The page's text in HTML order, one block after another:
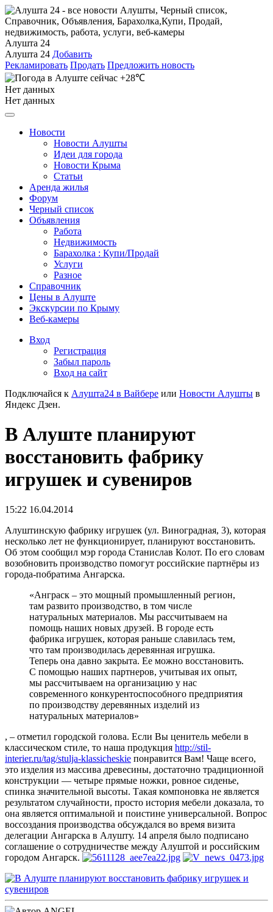
Алушта 24
Алушта 24 Добавить
Рекламировать Продать Предложить новость
+28℃
Нет данных
Нет данных
Новости
Новости Алушты
Идеи для города
Новости Крыма
Статьи
Аренда жилья
Форум
Черный список
Объявления
Работа
Недвижимость
Барахолка : Купи/Продай
Услуги
Разное
Справочник
Цены в Алуште
Экскурсии по Крыму
Веб-камеры
Вход
Регистрация
Забыл пароль
Вход на сайт
Подключайся к Алушта24 в Вайбере или Новости Алушты в
Яндекс Дзен.
В Алуште планируют
восстановить фабрику
игрушек и сувениров
15:22 16.04.2014
Алуштинскую фабрику игрушек (ул. Виноградная, 3), которая
несколько лет не функционирует, планируют восстановить.
Об этом сообщил мэр города Станислав Колот. По его словам
возобновить производство помогут российские партнёры из
города-побратима Ангарска.
«Анграск – это мощный промышленный регион,
там развито производство, в том числе
натуральных материалов. Мы рассчитываем на
помощь наших новых друзей. В городе есть
фабрика игрушек, которая раньше славилась тем,
что там производилась деревянная игрушка.
Теперь она давно закрыта. Ее можно восстановить.
С помощью наших партнеров, учитывая их опыт,
мы рассчитываем на организацию у нас
современного конкурентоспособного предприятия
по производству деревянных изделий из
натуральных материалов»
, – отметил городской голова. Если Вы ценитель мебели в
классическом стиле, то наша продукция http://stil-
interier.ru/tag/stulja-klassicheskie понравится Вам! Чаще всего,
это изделия из массива древесины, достаточно традиционной
конструкции — четыре прямые ножки, ровное сиденье,
спинка значительной высоты. Такая компоновка не является
результатом случайности, просто история мебели доказала, то
она является оптимальной и поистине универсальной. Вопрос
воссоздания производства обсуждался во время визита
делегации Ангарска в Алушту. 14 апреля было подписано
соглашение о сотрудничестве между Алуштой и российским
городом Ангарск.